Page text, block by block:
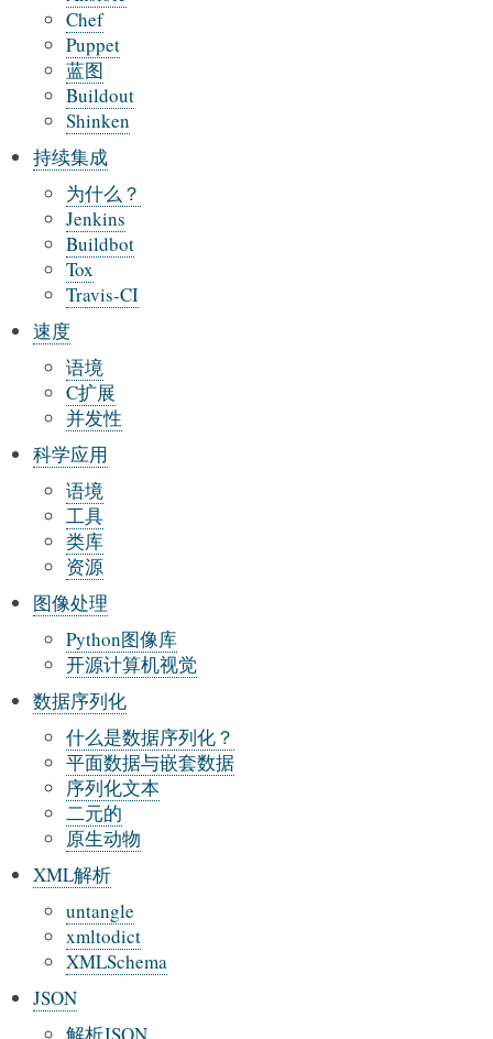
Chef
Puppet
蓝图
Buildout
Shinken
持续集成
为什么？
Jenkins
Buildbot
Tox
Travis-CI
速度
语境
C扩展
并发性
科学应用
语境
工具
类库
资源
图像处理
Python图像库
开源计算机视觉
数据序列化
什么是数据序列化？
平面数据与嵌套数据
序列化文本
二元的
原生动物
XML解析
untangle
xmltodict
XMLSchema
JSON
解析JSON